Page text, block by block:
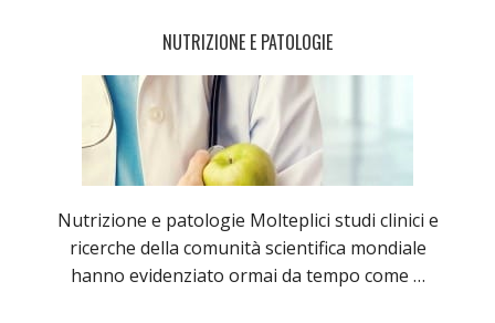
NUTRIZIONE E PATOLOGIE
Nutrizione e patologie Molteplici studi clinici e
ricerche della comunità scientifica mondiale
hanno evidenziato ormai da tempo come …